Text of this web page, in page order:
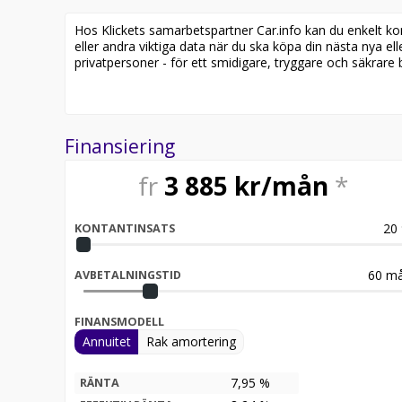
- Bluetooth
Jämför denna bil med någon av våra andra
Vid blandad körning är förbrukning endast 0.72 l/mil
Besiktigad till och med 2027-06-30
Leasbar för företag
Möjlighet till 12-60 månaders garanti
Besök
för att:
• Se närbilder och film på bilen
• Reservera bilen direkt online
Riddermark Bil Trygghetsleasing
Med Riddermark Bil Trygghetsleasing får du
extern garanti och dubbla, kvalitetssäkrade
Hos Klickets samarbetspartner Car.info kan du enkelt
eller andra viktiga data när du ska köpa din nästa nya
privatpersoner - för ett smidigare, tryggare och säkrare
Finansiering
fr 3 885 kr/mån *
KONTANTINSATS 20
AVBETALNINGSTID 60
FINANSMODELL
Annuitet Rak amortering
RÄNTA 7,95 %